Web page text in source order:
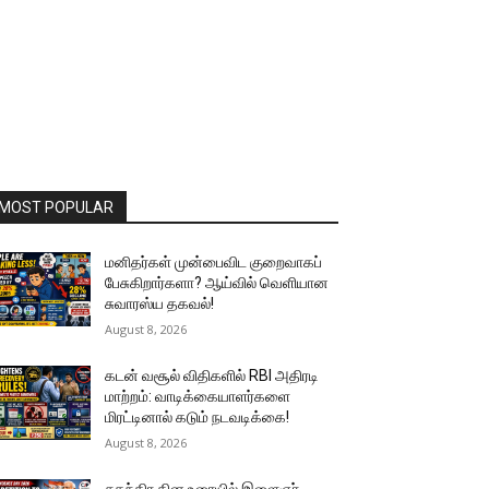
POPULAR
மனிதர்கள் முன்பைவிட குறைவாகப்
பேசுகிறார்களா? ஆய்வில் வெளியான
சுவாரஸ்ய தகவல்!
August 8, 2026
கடன் வசூல் விதிகளில் RBI அதிரடி
மாற்றம்: வாடிக்கையாளர்களை
மிரட்டினால் கடும் நடவடிக்கை!
August 8, 2026